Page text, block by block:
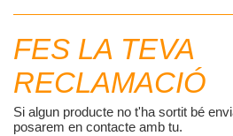
FES LA TEVA
RECLAMACIÓ
Si algun producte no t'ha sortit bé
posarem en contacte amb tu.